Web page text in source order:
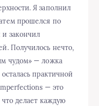
Я заполнил
прошелся по
закончил
Получилось нечто,
чудом» — ложка
практичной
— это
что делает каждую